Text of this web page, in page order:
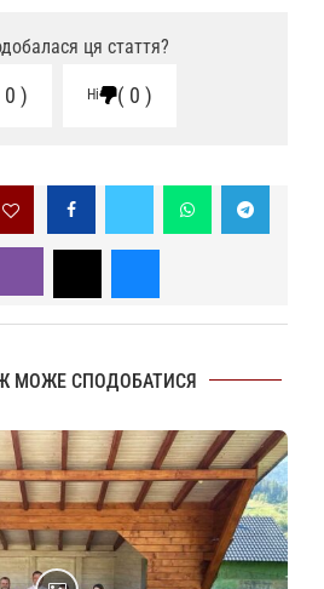
ця стаття?
0 Ні 0
МОЖЕ СПОДОБАТИСЯ